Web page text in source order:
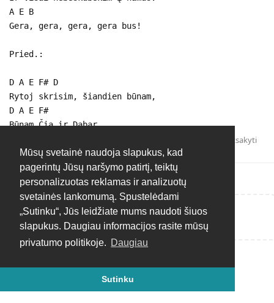
Mūsų svetainė naudoja slapukus, kad
pagerintų Jūsų naršymo patirtį, teiktų
personalizuotas reklamas ir analizuotų
svetainės lankomumą. Spustelėdami
„Sutinku“, Jūs leidžiate mums naudoti šiuos
slapukus. Daugiau informacijos rasite mūsų
privatumo politikoje. Daugiau
Sutinku
A E B
Gera, gera, gera, gera bus!
Pried.:
D A E F# D
Rytoj skrisim, šiandien būnam,
D A E F#
Būnam Čia ir Dabar.
Atsakyti
Rašyti atsakymą...